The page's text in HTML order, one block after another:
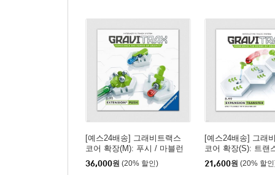
[예스24배송] 그래비트랙스
코어 확장(M): 푸시 / 마블런
[8세이상,1인이상]
36,000원 (20% 할인)
[예스24배송] 그래
코어 확장(S): 트랜
블런[8세이상,1인
21,600원 (20% 할